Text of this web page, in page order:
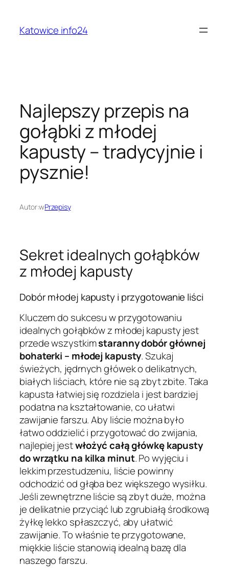
treściKatowice info24
Najlepszy przepis na
gołąbki z młodej
kapusty – tradycyjnie i
pysznie!
Autor:wPrzepisy
Sekret idealnych gołąbków
z młodej kapusty
Dobór młodej kapusty i przygotowanie liści
Kluczem do sukcesu w przygotowaniu
idealnych gołąbków z młodej kapusty jest
przede wszystkimstaranny dobór głównej
bohaterki – młodej kapusty. Szukaj
świeżych, jędrnych główek o delikatnych,
białych liściach, które nie są zbyt zbite. Taka
kapusta łatwiej się rozdziela i jest bardziej
podatna na kształtowanie, co ułatwi
zawijanie farszu. Aby liście można było
łatwo oddzielić i przygotować do zwijania,
najlepiej jestwłożyć całą główkę kapusty
do wrzątku na kilka minut. Po wyjęciu i
lekkim przestudzeniu, liście powinny
odchodzić od głąba bez większego wysiłku.
Jeśli zewnętrzne liście są zbyt duże, można
je delikatnie przyciąć lub zgrubiałą środkową
żyłkę lekko spłaszczyć, aby ułatwić
zawijanie. To właśnie te przygotowane,
miękkie liście stanowią idealną bazę dla
naszego farszu.